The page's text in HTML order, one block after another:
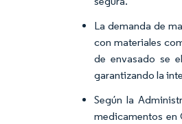
La demanda de
con materiales
de envasado se
garantizando la
Según la
medicamentos en